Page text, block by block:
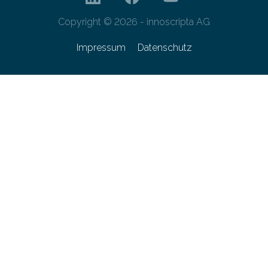
Copyright © 2026 - innoscripta AG
Impressum Datenschutz